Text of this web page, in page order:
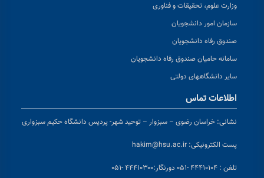
وزارت علوم، تحقیقات و فناوری
سازمان امور دانشجویان
صندوق رفاه دانشجویان
سامانه حامیان صندوق رفاه دانشجویان
سایر دانشگاههای دولتی
اطلاعات تماس
نشانی: خراسان رضوی – سبزوار – توحید شهر- پردیس دانشگاه حکیم سبزواری
پست الکترونیکی: hakim@hsu.ac.ir
تلفن : ۴۴۴۱۰۱۰۴ -۰۵۱ دورنگار:۴۴۴۱۰۳۰۰ -۰۵۱